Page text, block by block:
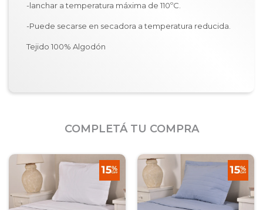
-lanchar a temperatura máxima de 110ºC.
-Puede secarse en secadora a temperatura reducida.
Tejido 100% Algodón
COMPLETÁ TU COMPRA